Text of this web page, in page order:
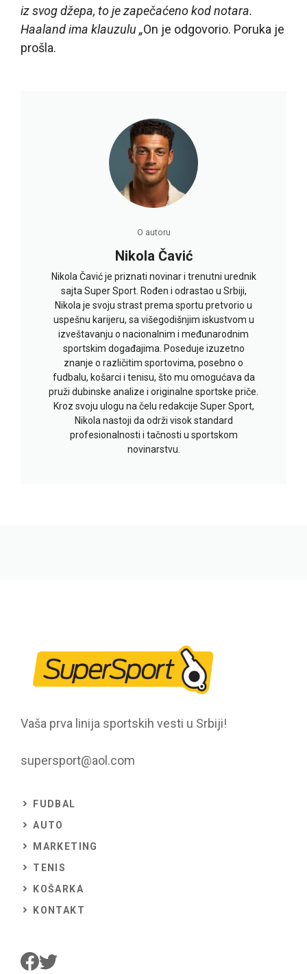
iz svog džepa, to je zapečaćeno kod notara.
Haaland ima klauzulu „On je odgovorio. Poruka je
prošla.
O autoru
Nikola Čavić
Nikola Čavić je priznati novinar i trenutni urednik
sajta Super Sport. Rođen i odrastao u Srbiji,
Nikola je svoju strast prema sportu pretvorio u
uspešnu karijeru, sa višegodišnjim iskustvom u
izveštavanju o nacionalnim i međunarodnim
sportskim događajima. Poseduje izuzetno
znanje o različitim sportovima, posebno o
fudbalu, košarci i tenisu, što mu omogućava da
pruži dubinske analize i originalne sportske priče.
Kroz svoju ulogu na čelu redakcije Super Sport,
Nikola nastoji da održi visok standard
profesionalnosti i tačnosti u sportskom
novinarstvu.
Vaša prva linija sportskih vesti u Srbiji!
supersport@aol.com
FUDBAL
AUTO
MARKETING
TENIS
KOŠARKA
KONTAKT